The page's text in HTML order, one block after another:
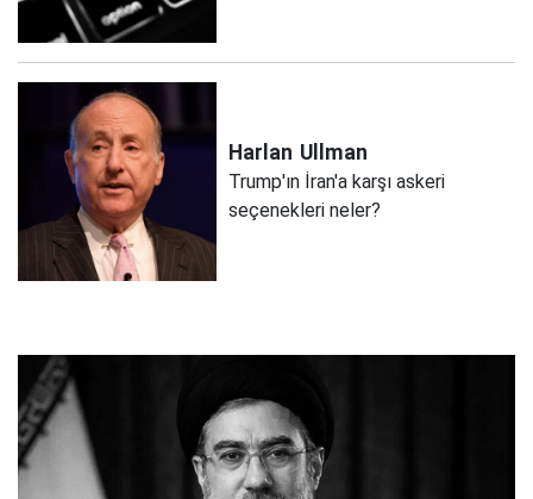
Harlan Ullman
Trump'ın İran'a karşı askeri
seçenekleri neler?